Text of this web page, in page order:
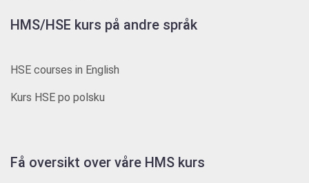
HMS/HSE kurs på andre språk
HSE courses in English
Kurs HSE po polsku
Få oversikt over våre HMS kurs